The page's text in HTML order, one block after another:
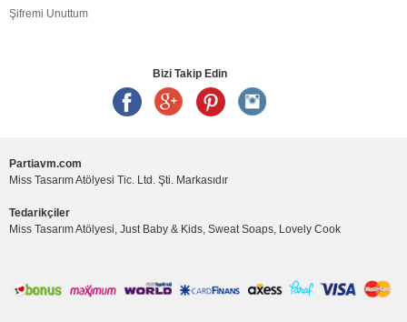
Şifremi Unuttum
Bizi Takip Edin
Partiavm.com
Miss Tasarım Atölyesi Tic. Ltd. Şti. Markasıdır
Tedarikçiler
Miss Tasarım Atölyesi, Just Baby & Kids, Sweat Soaps, Lovely Cook